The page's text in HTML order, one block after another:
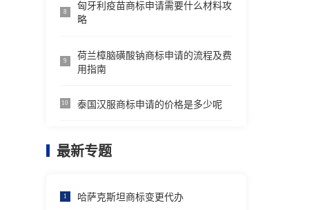
8
匈牙利疫苗商标申请需要什么材料攻
略
9
荷兰樟脑磺酸钠商标申请的流程及费
用指南
10 泰国汉服商标申请的价格是多少呢
最新专题
1 哈萨克斯坦商标变更代办